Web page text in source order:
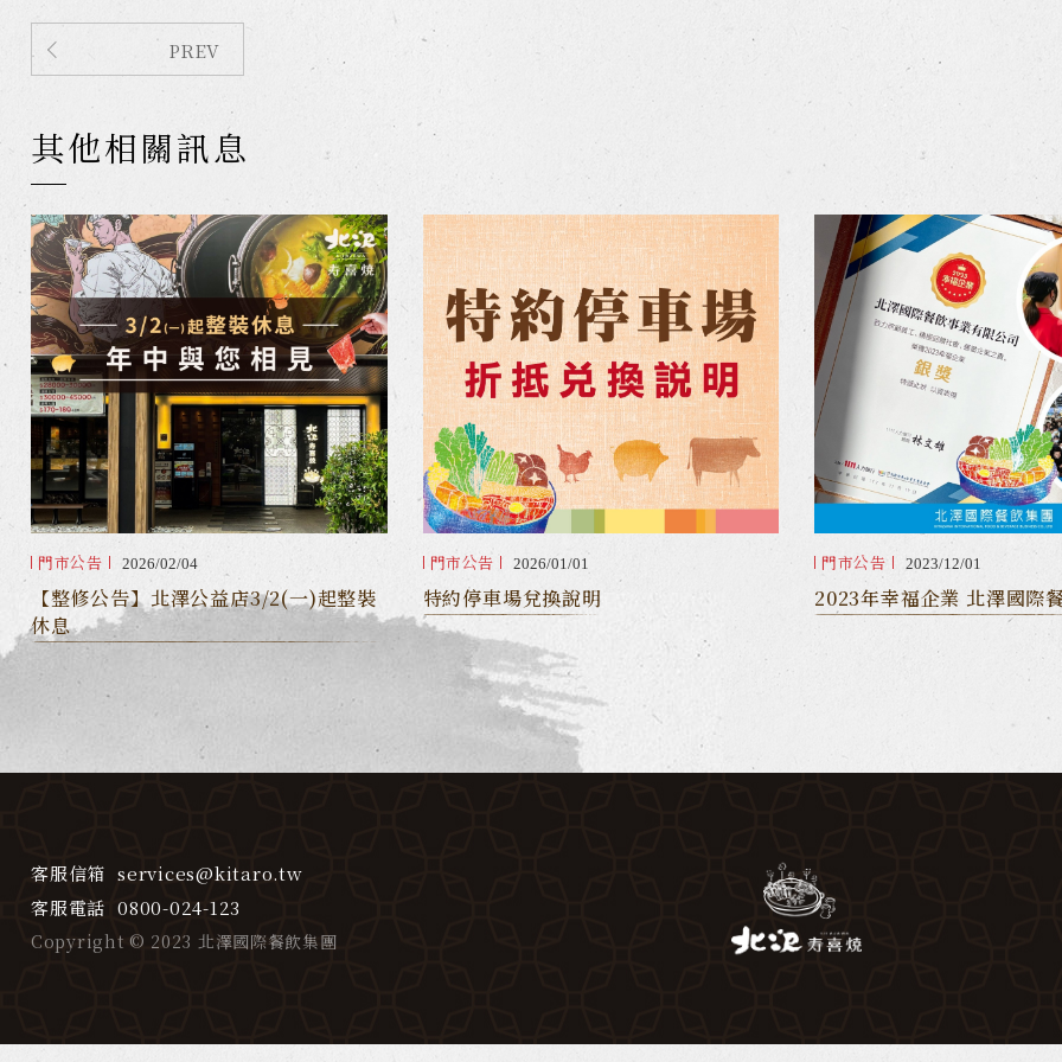
PREV
其他相關訊息
門市公告 2026/02/04
【整修公告】北澤公益店3/2(一)起整裝
休息
門市公告 2026/01/01
特約停車場兌換說明
門市公告 2023/12/01
2023年幸福企業 北澤國際
客服信箱 services@kitaro.tw
客服電話 0800-024-123
Copyright © 2023 北澤國際餐飲集團